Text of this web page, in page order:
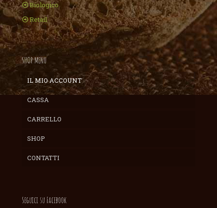
Biologico
Retail
SHOP MENU
IL MIO ACCOUNT
CASSA
CARRELLO
SHOP
CONTATTI
Seguici su Facebook